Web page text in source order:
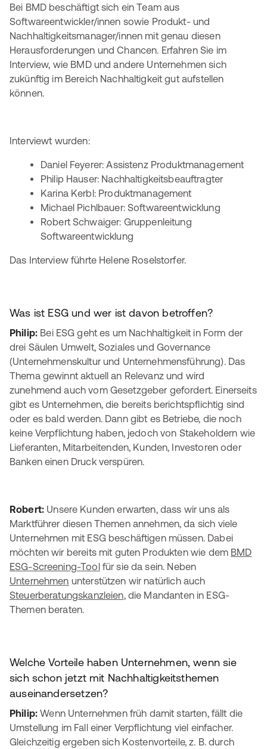
Bei BMD beschäftigt sich ein Team aus
Softwareentwickler/innen sowie Produkt- und
Nachhaltigkeitsmanager/innen mit genau diesen
Herausforderungen und Chancen. Erfahren Sie im
Interview, wie BMD und andere Unternehmen sich
zukünftig im Bereich Nachhaltigkeit gut aufstellen
können.
Interviewt wurden:
Daniel Feyerer: Assistenz Produktmanagement
Philip Hauser: Nachhaltigkeitsbeauftragter
Karina Kerbl: Produktmanagement
Michael Pichlbauer: Softwareentwicklung
Robert Schwaiger: Gruppenleitung
Softwareentwicklung
Das Interview führte Helene Roselstorfer.
Was ist ESG und wer ist davon betroffen?
Philip: Bei ESG geht es um Nachhaltigkeit in Form der
drei Säulen Umwelt, Soziales und Governance
(Unternehmenskultur und Unternehmensführung). Das
Thema gewinnt aktuell an Relevanz und wird
zunehmend auch vom Gesetzgeber gefordert. Einerseits
gibt es Unternehmen, die bereits berichtspflichtig sind
oder es bald werden. Dann gibt es Betriebe, die noch
keine Verpflichtung haben, jedoch von Stakeholdern wie
Lieferanten, Mitarbeitenden, Kunden, Investoren oder
Banken einen Druck verspüren.
Robert: Unsere Kunden erwarten, dass wir uns als
Marktführer diesen Themen annehmen, da sich viele
Unternehmen mit ESG beschäftigen müssen. Dabei
möchten wir bereits mit guten Produkten wie dem BMD
ESG-Screening-Toolfür sie da sein. Neben
Unternehmen unterstützen wir natürlich auch
Steuerberatungskanzleien, die Mandanten in ESG-
Themen beraten.
Welche Vorteile haben Unternehmen, wenn sie
sich schon jetzt mit Nachhaltigkeitsthemen
auseinandersetzen?
Philip: Wenn Unternehmen früh damit starten, fällt die
Umstellung im Fall einer Verpflichtung viel einfacher.
Gleichzeitig ergeben sich Kostenvorteile, z. B. durch